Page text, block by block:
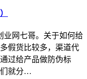
网七哥。关于如何给
假货比较多，渠道代
过给产品做防伪标
们就分…